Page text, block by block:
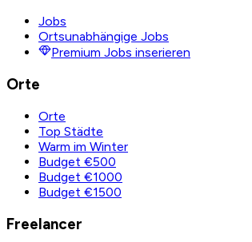
Jobs
Ortsunabhängige Jobs
Premium Jobs inserieren
Orte
Orte
Top Städte
Warm im Winter
Budget €500
Budget €1000
Budget €1500
Freelancer